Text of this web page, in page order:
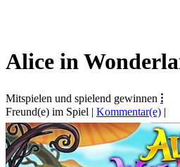
Alice in
Mitspielen und spielend gewinnen ⁝
Freund(e) im Spiel | Kommentar(e) |